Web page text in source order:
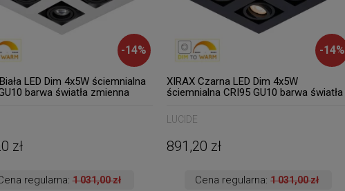
-14%
LED Dim 4x5W ściemnialna
barwa światła zmienna
Lucide 09119/21/31
zł
regularna:1 031,00 zł
-14%
XIRAX Czarna LED Dim 4x5W
ściemnialna CRI95 GU10 barwa światła
natynkowa regulowana Lucide
09119/21/30
LUCIDE
891,20 zł
Cena regularna:1 031,00 zł